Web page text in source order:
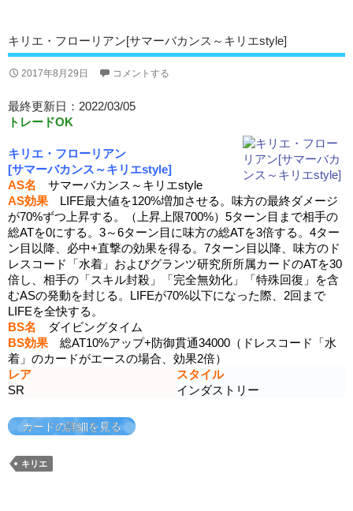
キリエ・フローリアン[サマーバカンス～キリエstyle]
2017年8月29日 コメントする
最終更新日：2022/03/05
トレードOK
キリエ・フローリアン
[サマーバカンス～キリエstyle]
AS名 サマーバカンス～キリエstyle
AS効果 LIFE最大値を120%増加させる。味方の最終ダメージ
が70%ずつ上昇する。（上昇上限700%）5ターン目まで相手の
総ATを0にする。3～6ターン目に味方の総ATを3倍する。4ター
ン目以降、必中+直撃の効果を得る。7ターン目以降、味方のド
レスコード「水着」およびグランツ研究所所属カードのATを30
倍し、相手の「スキル封殺」「完全無効化」「特殊回復」を含
むASの発動を封じる。LIFEが70%以下になった際、2回まで
LIFEを全快する。
BS名 ダイビングタイム
BS効果 総AT10%アップ+防御貫通34000（ドレスコード「水
着」のカードがエースの場合、効果2倍）
レア
スタイル
SR
インダストリー
カードの詳細を見る
キリエ